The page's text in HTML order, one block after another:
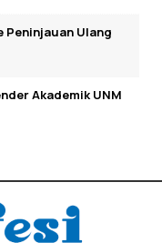
Peninjauan Ulang
Akademik UNM